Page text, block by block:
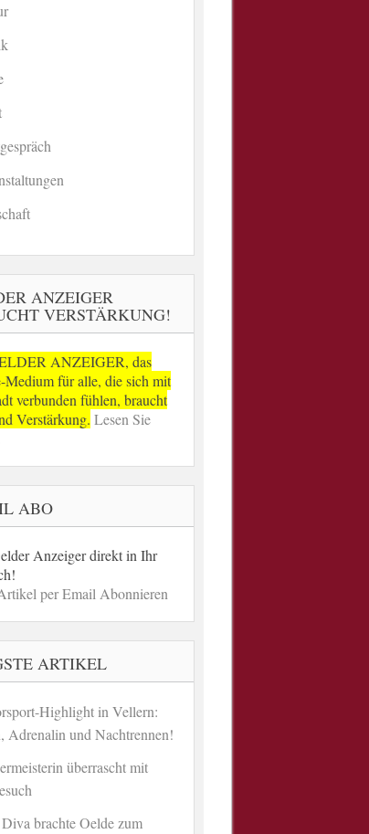
ANZEIGER
VERSTÄRKUNG!
ANZEIGER, das
Medium für alle, die sich mit
verbunden fühlen, braucht
Verstärkung. Lesen Sie
ABO
Anzeiger direkt in Ihr
per Email Abonnieren
ARTIKEL
Highlight in Vellern:
Adrenalin und Nachtrennen!
überrascht mit
brachte Oelde zum